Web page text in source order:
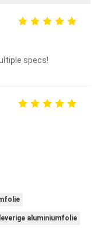
specs!
aluminiumfolie